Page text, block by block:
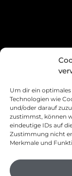
Um dir ein
Technologien wie
und/oder darauf
zustimmst, können
eindeutige IDs auf
Zustimmung nicht
Merkmale und